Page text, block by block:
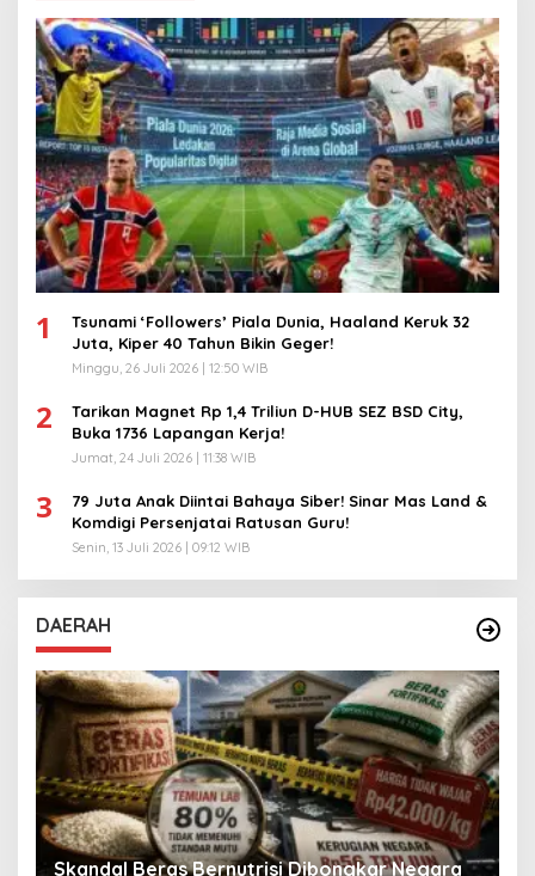
1
Tsunami ‘Followers’ Piala Dunia, Haaland Keruk 32
Juta, Kiper 40 Tahun Bikin Geger!
Minggu, 26 Juli 2026 | 12:50 WIB
2
Tarikan Magnet Rp 1,4 Triliun D-HUB SEZ BSD City,
Buka 1736 Lapangan Kerja!
Jumat, 24 Juli 2026 | 11:38 WIB
3
79 Juta Anak Diintai Bahaya Siber! Sinar Mas Land &
Komdigi Persenjatai Ratusan Guru!
Senin, 13 Juli 2026 | 09:12 WIB
DAERAH
Skandal Beras Bernutrisi Dibongkar Negara